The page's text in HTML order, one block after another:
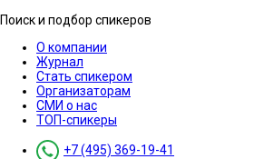
Поиск и подбор спикеров
О компании
Журнал
Стать спикером
Организаторам
СМИ о нас
ТОП-спикеры
+7 (495) 369-19-41